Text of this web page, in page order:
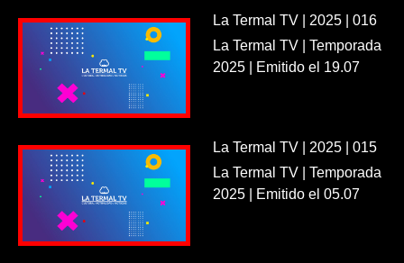
La Termal TV | 2025 | 016
La Termal TV | Temporada
2025 | Emitido el 19.07
La Termal TV | 2025 | 015
La Termal TV | Temporada
2025 | Emitido el 05.07